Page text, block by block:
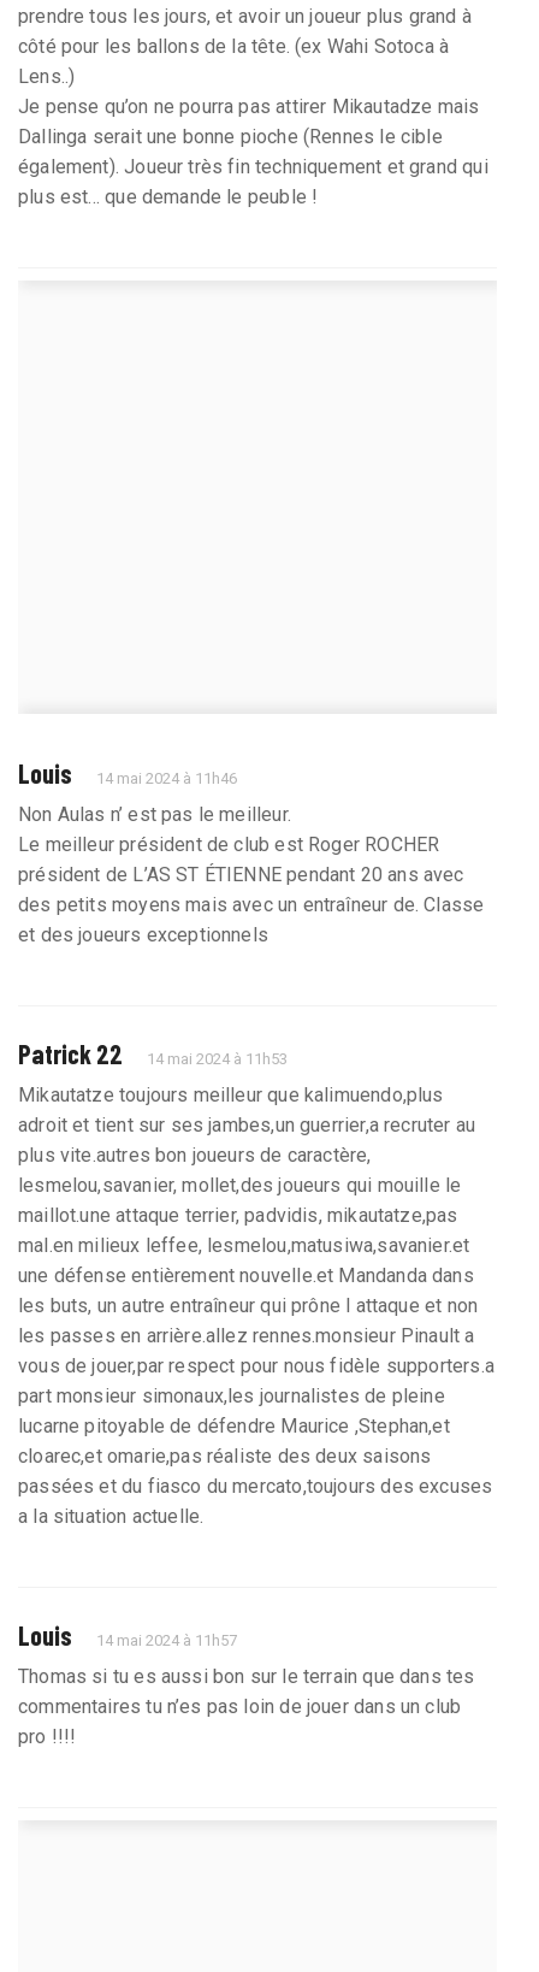
prendre tous les jours, et avoir un joueur plus grand à
côté pour les ballons de la tête. (ex Wahi Sotoca à
Lens..)
Je pense qu’on ne pourra pas attirer Mikautadze mais
Dallinga serait une bonne pioche (Rennes le cible
également). Joueur très fin techniquement et grand qui
plus est... que demande le peuble !
Louis 14 mai 2024 à 11h46
Non Aulas n’ est pas le meilleur.
Le meilleur président de club est Roger ROCHER
président de L’AS ST ÉTIENNE pendant 20 ans avec
des petits moyens mais avec un entraîneur de. Classe
et des joueurs exceptionnels
Patrick 22 14 mai 2024 à 11h53
Mikautatze toujours meilleur que kalimuendo,plus
adroit et tient sur ses jambes,un guerrier,a recruter au
plus vite.autres bon joueurs de caractère,
lesmelou,savanier, mollet,des joueurs qui mouille le
maillot.une attaque terrier, padvidis, mikautatze,pas
mal.en milieux leffee, lesmelou,matusiwa,savanier.et
une défense entièrement nouvelle.et Mandanda dans
les buts, un autre entraîneur qui prône l attaque et non
les passes en arrière.allez rennes.monsieur Pinault a
vous de jouer,par respect pour nous fidèle supporters.a
part monsieur simonaux,les journalistes de pleine
lucarne pitoyable de défendre Maurice ,Stephan,et
cloarec,et omarie,pas réaliste des deux saisons
passées et du fiasco du mercato,toujours des excuses
a la situation actuelle.
Louis 14 mai 2024 à 11h57
Thomas si tu es aussi bon sur le terrain que dans tes
commentaires tu n’es pas loin de jouer dans un club
pro !!!!